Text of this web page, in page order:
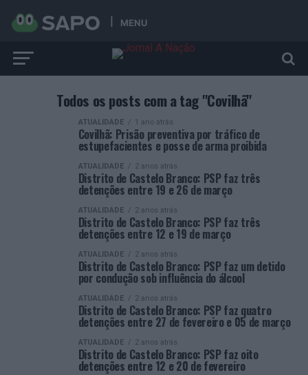
MENU
Todos os posts com a tag "Covilhã"
ATUALIDADE 1 ano atrás
Covilhã: Prisão preventiva por tráfico de
estupefacientes e posse de arma proibida
ATUALIDADE 2 anos atrás
Distrito de Castelo Branco: PSP faz três
detenções entre 19 e 26 de março
ATUALIDADE 2 anos atrás
Distrito de Castelo Branco: PSP faz três
detenções entre 12 e 19 de março
ATUALIDADE 2 anos atrás
Distrito de Castelo Branco: PSP faz um detido
por condução sob influência do álcool
ATUALIDADE 2 anos atrás
Distrito de Castelo Branco: PSP faz quatro
detenções entre 27 de fevereiro e 05 de março
ATUALIDADE 2 anos atrás
Distrito de Castelo Branco: PSP faz oito
detenções entre 12 e 20 de fevereiro